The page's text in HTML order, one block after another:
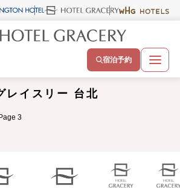
宿泊予約
レイスリー 台北
Page 3